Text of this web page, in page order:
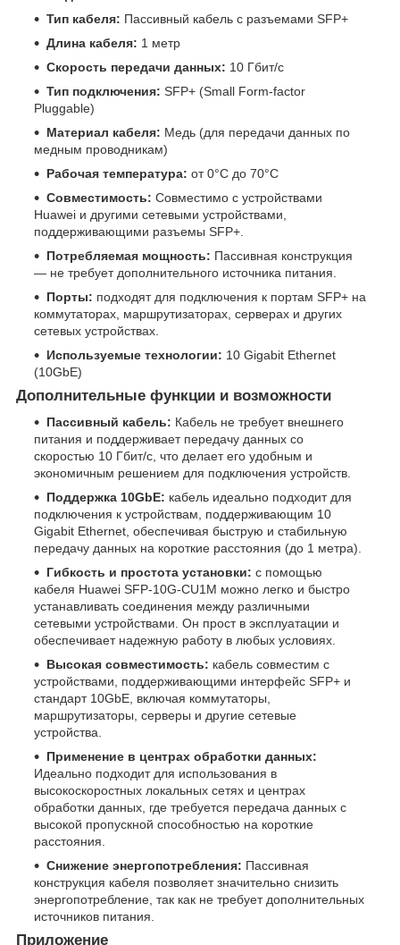
Тип кабеля: Пассивный кабель с разъемами SFP+
Длина кабеля: 1 метр
Скорость передачи данных: 10 Гбит/с
Тип подключения: SFP+ (Small Form-factor
Pluggable)
Материал кабеля: Медь (для передачи данных по
медным проводникам)
Рабочая температура: от 0°С до 70°С
Совместимость: Совместимо с устройствами
Huawei и другими сетевыми устройствами,
поддерживающими разъемы SFP+.
Потребляемая мощность: Пассивная конструкция
— не требует дополнительного источника питания.
Порты: подходят для подключения к портам SFP+ на
коммутаторах, маршрутизаторах, серверах и других
сетевых устройствах.
Используемые технологии: 10 Gigabit Ethernet
(10GbE)
Дополнительные функции и возможности
Пассивный кабель: Кабель не требует внешнего
питания и поддерживает передачу данных со
скоростью 10 Гбит/с, что делает его удобным и
экономичным решением для подключения устройств.
Поддержка 10GbE: кабель идеально подходит для
подключения к устройствам, поддерживающим 10
Gigabit Ethernet, обеспечивая быструю и стабильную
передачу данных на короткие расстояния (до 1 метра).
Гибкость и простота установки: с помощью
кабеля Huawei SFP-10G-CU1M можно легко и быстро
устанавливать соединения между различными
сетевыми устройствами. Он прост в эксплуатации и
обеспечивает надежную работу в любых условиях.
Высокая совместимость: кабель совместим с
устройствами, поддерживающими интерфейс SFP+ и
стандарт 10GbE, включая коммутаторы,
маршрутизаторы, серверы и другие сетевые
устройства.
Применение в центрах обработки данных:
Идеально подходит для использования в
высокоскоростных локальных сетях и центрах
обработки данных, где требуется передача данных с
высокой пропускной способностью на короткие
расстояния.
Снижение энергопотребления: Пассивная
конструкция кабеля позволяет значительно снизить
энергопотребление, так как не требует дополнительных
источников питания.
Приложение